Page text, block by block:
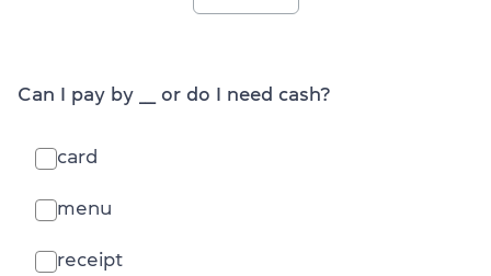
Can I pay by ___ or do I need cash?
card
menu
receipt